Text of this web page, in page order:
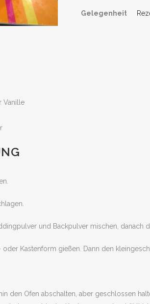
Gelegenheit
Vanille
und Backpulver mischen, danach
oder Kastenform gießen. Dann den
den Ofen abschalten, aber geschlossen